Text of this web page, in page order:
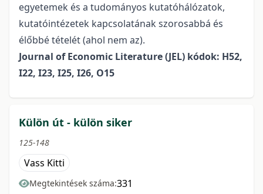
egyetemek és a tudományos kutatóhálózatok,
kutatóintézetek kapcsolatának szorosabbá és
élőbbé tételét (ahol nem az).
Journal of Economic Literature (JEL) kódok: H52,
I22, I23, I25, I26, O15
Külön út - külön siker
125-148
Vass Kitti
Megtekintések száma:331